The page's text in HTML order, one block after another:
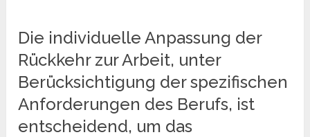
Die individuelle Anpassung der
Rückkehr zur Arbeit, unter
Berücksichtigung der spezifischen
Anforderungen des Berufs, ist
entscheidend, um das